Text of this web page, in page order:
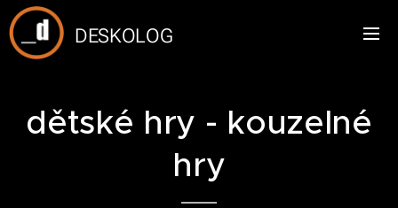
DESKOLOG
dětské hry - kouzelné
hry